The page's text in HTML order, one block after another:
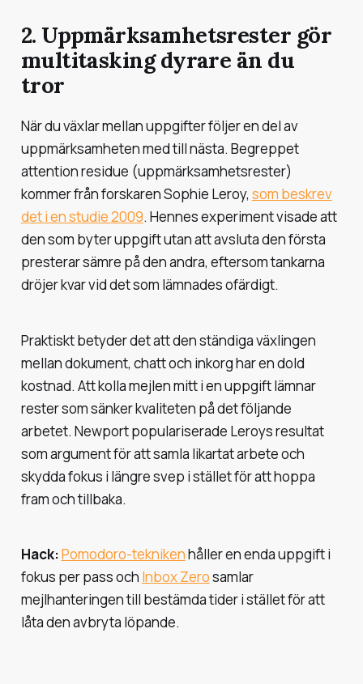
2. Uppmärksamhetsrester gör
multitasking dyrare än du
tror
När du växlar mellan uppgifter följer en del av
uppmärksamheten med till nästa. Begreppet
attention residue (uppmärksamhetsrester)
kommer från forskaren Sophie Leroy, som beskrev
det i en studie 2009. Hennes experiment visade att
den som byter uppgift utan att avsluta den första
presterar sämre på den andra, eftersom tankarna
dröjer kvar vid det som lämnades ofärdigt.
Praktiskt betyder det att den ständiga växlingen
mellan dokument, chatt och inkorg har en dold
kostnad. Att kolla mejlen mitt i en uppgift lämnar
rester som sänker kvaliteten på det följande
arbetet. Newport populariserade Leroys resultat
som argument för att samla likartat arbete och
skydda fokus i längre svep i stället för att hoppa
fram och tillbaka.
Hack:Pomodoro-teknikenhåller en enda uppgift i
fokus per pass och Inbox Zerosamlar
mejlhanteringen till bestämda tider i stället för att
låta den avbryta löpande.